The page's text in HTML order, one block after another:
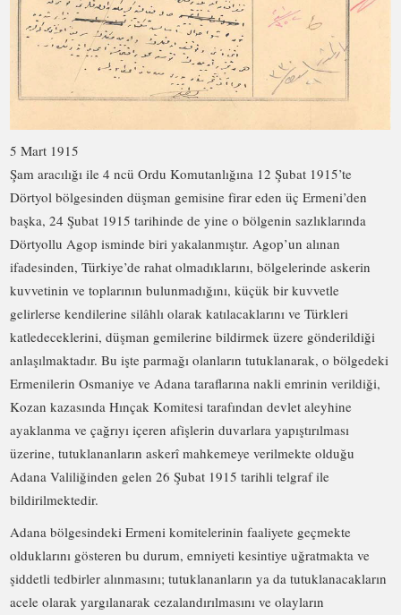
5 Mart 1915
Şam aracılığı ile 4 ncü Ordu Komutanlığına 12 Şubat 1915’te
Dörtyol bölgesinden düşman gemisine firar eden üç Ermeni’den
başka, 24 Şubat 1915 tarihinde de yine o bölgenin sazlıklarında
Dörtyollu Agop isminde biri yakalanmıştır. Agop’un alınan
ifadesinden, Türkiye’de rahat olmadıklarını, bölgelerinde askerin
kuvvetinin ve toplarının bulunmadığını, küçük bir kuvvetle
gelirlerse kendilerine silâhlı olarak katılacaklarını ve Türkleri
katledeceklerini, düşman gemilerine bildirmek üzere gönderildiği
anlaşılmaktadır. Bu işte parmağı olanların tutuklanarak, o bölgedeki
Ermenilerin Osmaniye ve Adana taraflarına nakli emrinin verildiği,
Kozan kazasında Hınçak Komitesi tarafından devlet aleyhine
ayaklanma ve çağrıyı içeren afişlerin duvarlara yapıştırılması
üzerine, tutuklananların askerî mahkemeye verilmekte olduğu
Adana Valiliğinden gelen 26 Şubat 1915 tarihli telgraf ile
bildirilmektedir.
Adana bölgesindeki Ermeni komitelerinin faaliyete geçmekte
olduklarını gösteren bu durum, emniyeti kesintiye uğratmakta ve
şiddetli tedbirler alınmasını; tutuklananların ya da tutuklanacakların
acele olarak yargılanarak cezalandırılmasını ve olayların